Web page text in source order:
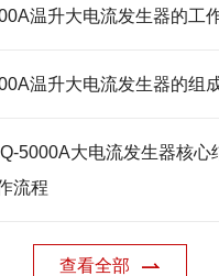
温升大电流发生器的工
温升大电流发生器的组
5000A大电流发生器核心
流程
查看全部